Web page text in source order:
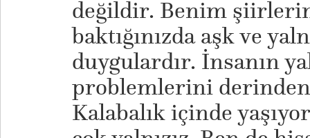
değildir. Benim
baktığınızda aşk ve
duygulardır. İnsanın
problemlerini
Kalabalık içinde